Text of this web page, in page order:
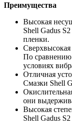
Преимущества
Высокая
Shell Gadus
пленки.
Сверхвысокая
По сравнению
условиях
Отличная
Смазки Shell
они
Высокая
Shell Gadus